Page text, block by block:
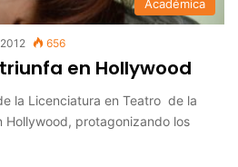
Académica
656
triunfa en Hollywood
la Licenciatura en Teatro de la
Hollywood, protagonizando los